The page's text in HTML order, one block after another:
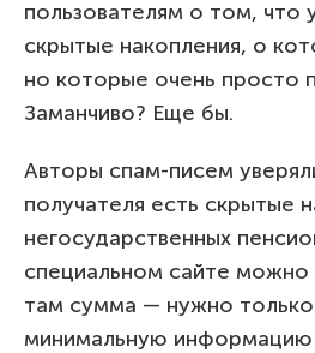
пользователям о том, что
скрытые накопления, о
но которые очень просто
Заманчиво? Еще бы.
Авторы спам-писем
получателя есть скрытые
негосударственных
специальном сайте можно
там сумма — нужно
минимальную информацию